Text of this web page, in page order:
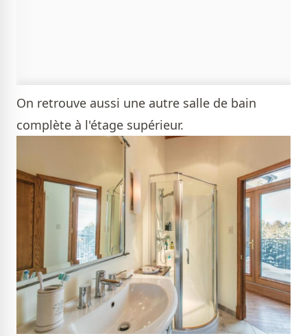
On retrouve aussi une autre salle de bain
complète à l'étage supérieur.